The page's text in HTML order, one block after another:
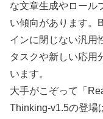
な文章生成やロール
い傾向があります。
インに閉じない汎用
タスクや新しい応用
います。
大手がこぞって「
Thinking-v1.5の登場